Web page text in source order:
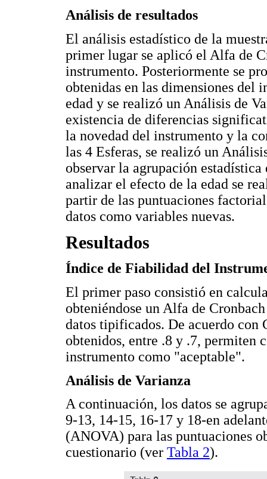
Análisis de resultados
El análisis estadístico de la
primer lugar se aplicó el Alfa de
instrumento. Posteriormente se
obtenidas en las dimensiones del
edad y se realizó un Análisis de
existencia de diferencias
la novedad del instrumento y la
las 4 Esferas, se realizó un
observar la agrupación
analizar el efecto de la edad se
partir de las puntuaciones
datos como variables nuevas.
Resultados
Índice de Fiabilidad del
El primer paso consistió en
obteniéndose un Alfa de
datos tipificados. De acuerdo
obtenidos, entre .8 y .7, permiten
instrumento como "aceptable".
Análisis de Varianza
A continuación, los datos se
9-13, 14-15, 16-17 y 18-en
(ANOVA) para las puntuaciones
cuestionario (ver Tabla 2).